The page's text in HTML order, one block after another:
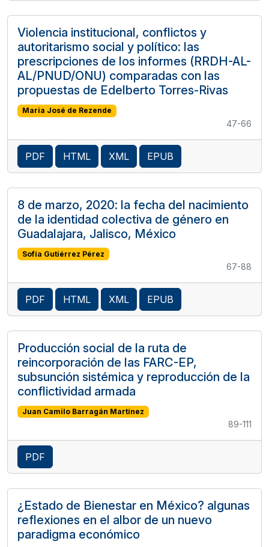
Violencia institucional, conflictos y
autoritarismo social y político: las
prescripciones de los informes (RRDH-AL-
AL/PNUD/ONU) comparadas con las
propuestas de Edelberto Torres-Rivas
Maria José de Rezende
47-66
PDF HTML XML EPUB
8 de marzo, 2020: la fecha del nacimiento
de la identidad colectiva de género en
Guadalajara, Jalisco, México
Sofía Gutiérrez Pérez
67-88
PDF HTML XML EPUB
Producción social de la ruta de
reincorporación de las FARC-EP,
subsunción sistémica y reproducción de la
conflictividad armada
Juan Camilo Barragán Martínez
89-111
PDF
¿Estado de Bienestar en México? algunas
reflexiones en el albor de un nuevo
paradigma económico